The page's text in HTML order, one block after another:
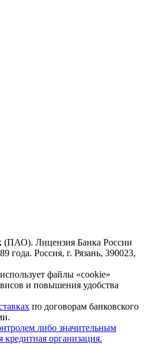
Лицензия Банка России
года. Россия, г. Рязань, 390023,
файлы «cookie»
и повышения удобства
по договорам банковского
либо значительным
организация.